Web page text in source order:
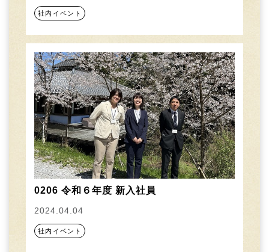
社内イベント
0206 令和６年度 新入社員
2024.04.04
社内イベント